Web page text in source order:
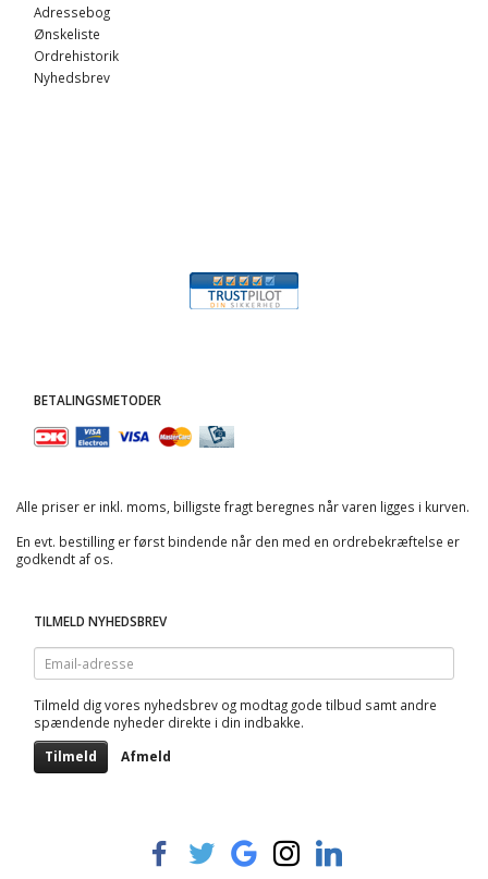
Adressebog
Ønskeliste
Ordrehistorik
Nyhedsbrev
BETALINGSMETODER
Alle priser er inkl. moms, billigste fragt beregnes når varen ligges i kurven.
En evt. bestilling er først bindende når den med en ordrebekræftelse er
godkendt af os.
TILMELD NYHEDSBREV
Email-
adresse
Tilmeld dig vores nyhedsbrev og modtag gode tilbud samt andre
spændende nyheder direkte i din indbakke.
Tilmeld Afmeld